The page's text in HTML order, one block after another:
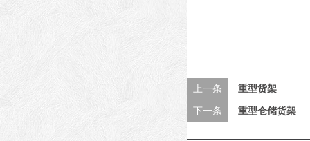
上一条 重型货架
下一条 重型仓储货架